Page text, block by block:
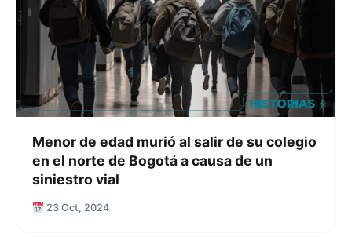
Menor de edad murió al salir de su colegio
en el norte de Bogotá a causa de un
siniestro vial
23 Oct, 2024